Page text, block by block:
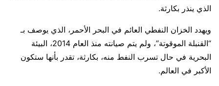
الذي ينذر بكارثة.
ويهدد الخزان النفطي العائم في البحر الأحمر، الذي يوصف بـ
“القنبلة الموقوتة”، ولم يتم صيانته منذ العام 2014، البيئة
البحرية في حال تسرب النفط منه، بكارثة، تقدر بأنها ستكون
الأكبر في العالم.